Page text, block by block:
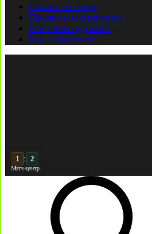
Ставки на спорт
Причины и симптомы
Кто такой лудоман?
Как избавиться?
2 : 2
Матч-центр